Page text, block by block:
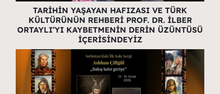
TARİHİN YAŞAYAN HAFIZASI VE TÜRK
KÜLTÜRÜNÜN REHBERİ PROF. DR. İLBER
ORTAYLI’YI KAYBETMENİN DERİN ÜZÜNTÜSÜ
İÇERİSİNDEYİZ